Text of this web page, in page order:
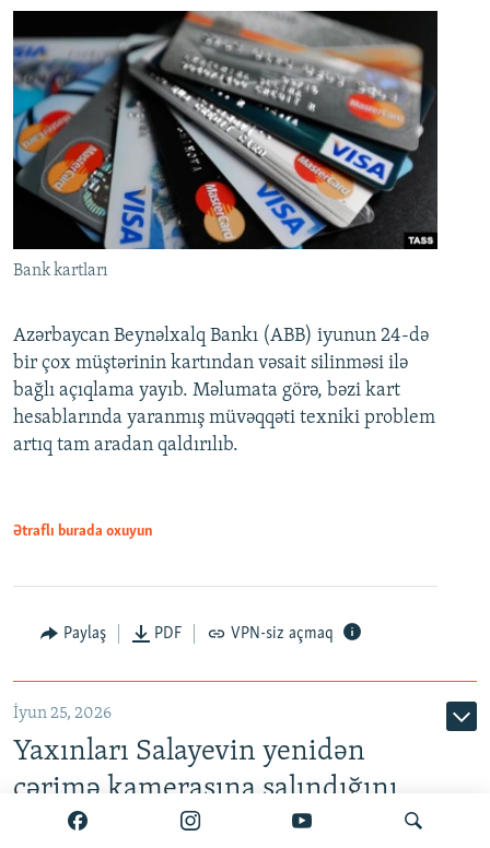
Bank kartları
Azərbaycan Beynəlxalq Bankı (ABB) iyunun 24-də
bir çox müştərinin kartından vəsait silinməsi ilə
bağlı açıqlama yayıb. Məlumata görə, bəzi kart
hesablarında yaranmış müvəqqəti texniki problem
artıq tam aradan qaldırılıb.
Ətraflı burada oxuyun
Paylaş PDF VPN-siz açmaq
İyun 25, 2026
Yaxınları Salayevin yenidən
cərimə kamerasına salındığını
deyirlər